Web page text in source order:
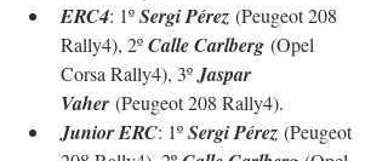
ERC4: 1º Sergi Pérez (Peugeot 208
Rally4), 2º Calle Carlberg (Opel
Corsa Rally4), 3º Jaspar
Vaher (Peugeot 208 Rally4).
Junior ERC: 1º Sergi Pérez (Peugeot